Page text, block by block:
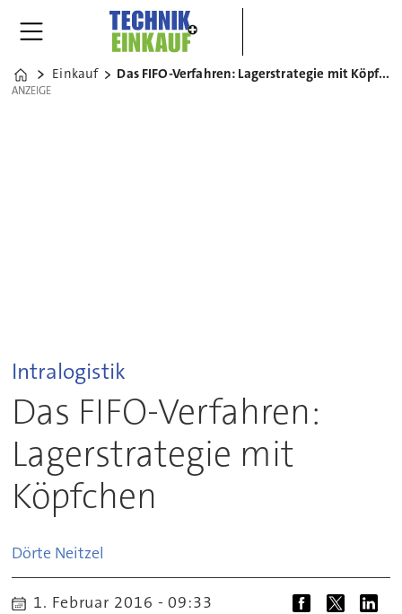
Home
Einkauf Das FIFO-Verfahren: Lagerstrategie mit Köpfchen
ANZEIGE
ANZEIGE
Intralogistik
Das FIFO-Verfahren:
Lagerstrategie mit
Köpfchen
Dörte Neitzel
1. Februar 2016 - 09:33